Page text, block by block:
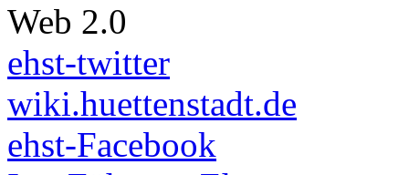
Web 2.0
ehst-twitter
wiki.huettenstadt.de
ehst-Facebook